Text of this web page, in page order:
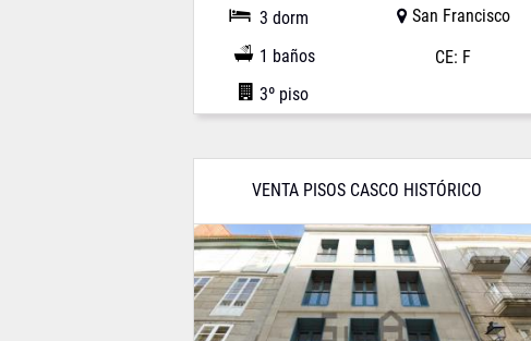
3 dorm
1 baños
3º piso
San Francisco
CE: F
VENTA PISOS CASCO HISTÓRICO